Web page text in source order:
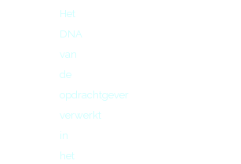
Het
DNA
van
de
opdrachtgever
verwerkt
in
het